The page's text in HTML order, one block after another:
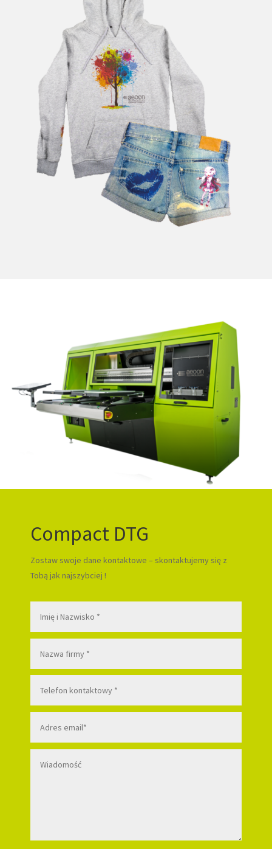
Compact DTG
Zostaw swoje dane kontaktowe – skontaktujemy się z
Tobą jak najszybciej !